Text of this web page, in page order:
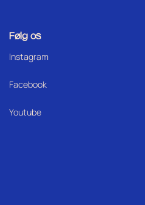
Følg os
Instagram
Facebook
Youtube